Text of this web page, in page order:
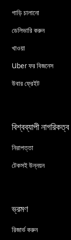
গাড়ি চালানো
ডেলিভারি করুন
খাওয়া
Uber ফর বিজনেস
উবার ফ্রেইট
বিশ্বব্যাপী নাগরিকত্ব
নিরাপত্তা
টেকসই উন্নয়ন
ভ্রমণ
রিজার্ভ করুন